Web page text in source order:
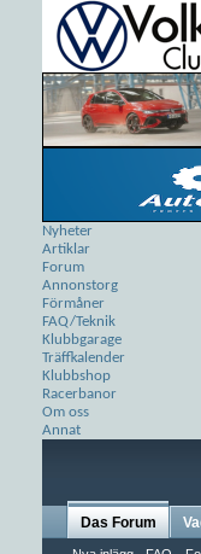
Nyheter
Artiklar
Forum
Annonstorg
Förmåner
FAQ/Teknik
Klubbgarage
Träffkalender
Klubbshop
Racerbanor
Om oss
Annat
Das Forum